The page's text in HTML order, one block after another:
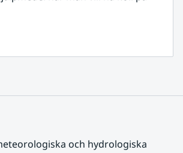
och hydrologiska